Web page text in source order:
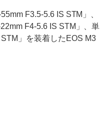
F3.5-5.6 IS STM」、
F4-5.6 IS STM」、単
」を装着したEOS M3